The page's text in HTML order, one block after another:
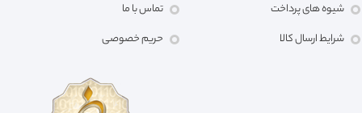
شیوه های پرداخت
شرایط ارسال کالا
تماس با ما
حریم خصوصی